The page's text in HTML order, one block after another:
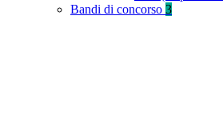
Bandi di concorso 3